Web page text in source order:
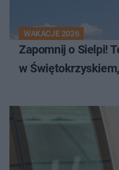
WAKACJE 2026
Zapomnij o Sielpi!
w